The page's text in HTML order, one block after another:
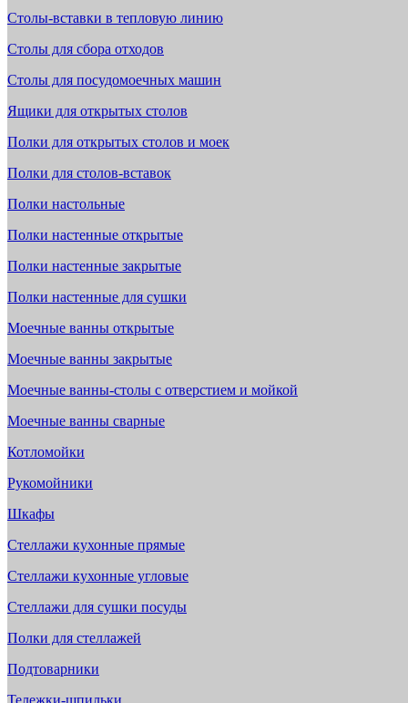
Столы-вставки в тепловую линию
Столы для сбора отходов
Столы для посудомоечных машин
Ящики для открытых столов
Полки для открытых столов и моек
Полки для столов-вставок
Полки настольные
Полки настенные открытые
Полки настенные закрытые
Полки настенные для сушки
Моечные ванны открытые
Моечные ванны закрытые
Моечные ванны-столы с отверстием и мойкой
Моечные ванны сварные
Котломойки
Рукомойники
Шкафы
Стеллажи кухонные прямые
Стеллажи кухонные угловые
Стеллажи для сушки посуды
Полки для стеллажей
Подтоварники
Тележки-шпильки